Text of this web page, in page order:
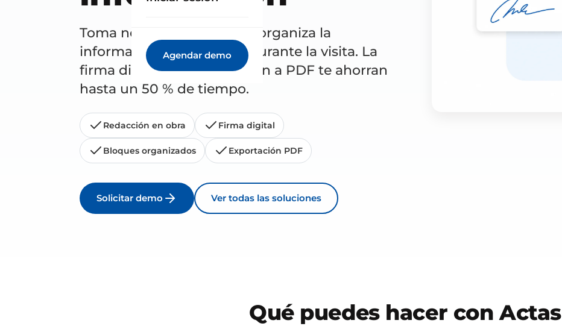
Agendar demo
Toma notas, añade fotos y organiza la
información por bloques durante la visita. La
firma digital y la exportación a PDF te ahorran
hasta un 50 % de tiempo.
Redacción en obra Firma digital
Bloques organizados Exportación PDF
Solicitar demo Ver todas las soluciones
Qué puedes hacer con Actas